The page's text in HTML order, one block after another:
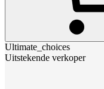
Ultimate_choices
Uitstekende verkoper